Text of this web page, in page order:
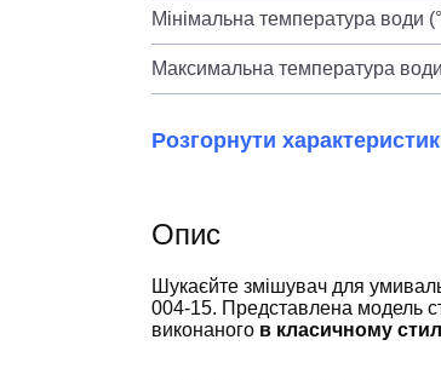
Мінімальна температура води
Максимальна температура
Розгорнути
Опис
Шукаєйте змішувач для
004-15. Представлена модель
виконаного в класичному